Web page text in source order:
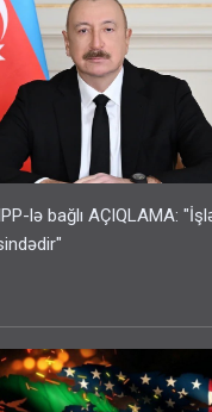
lə bağlı AÇIQLAMA: